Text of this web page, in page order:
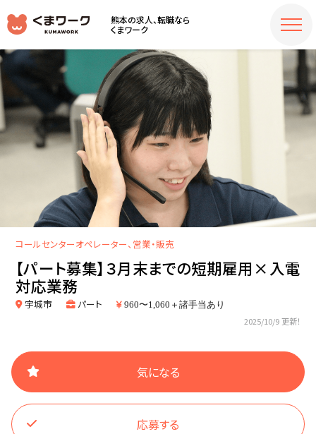
熊本の求人、転職なら
くまワーク
コールセンターオペレーター、営業・販売
【パート募集】３月末までの短期雇用×入電
対応業務
宇城市 パート 960〜1,060＋諸手当あり
2025/10/9 更新！
気になる
応募する